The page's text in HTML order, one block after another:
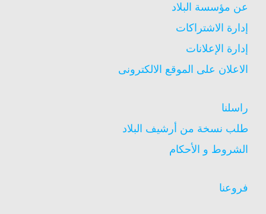
عن مؤسسة البلاد
إدارة الاشتراكات
إدارة الإعلانات
الاعلان على الموقع الالكترونى
راسلنا
طلب نسخة من أرشيف البلاد
الشروط و الأحكام
فروعنا